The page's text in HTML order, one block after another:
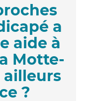
a
aide à
Motte-
ailleurs
?